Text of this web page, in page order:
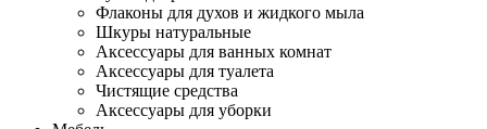
Флаконы для духов и жидкого мыла
Шкуры натуральные
Аксессуары для ванных комнат
Аксессуары для туалета
Чистящие средства
Аксессуары для уборки